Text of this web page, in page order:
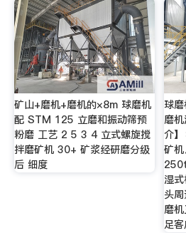
矿山+磨机+磨机的×8m 球磨机
配 STM 125 立磨和振动筛预
粉磨 工艺 2 5 3 4 立式螺旋搅
拌磨矿机 30+ 矿浆经研磨分级
后 细度
球
磨
介
矿
湿
头
磨
足客